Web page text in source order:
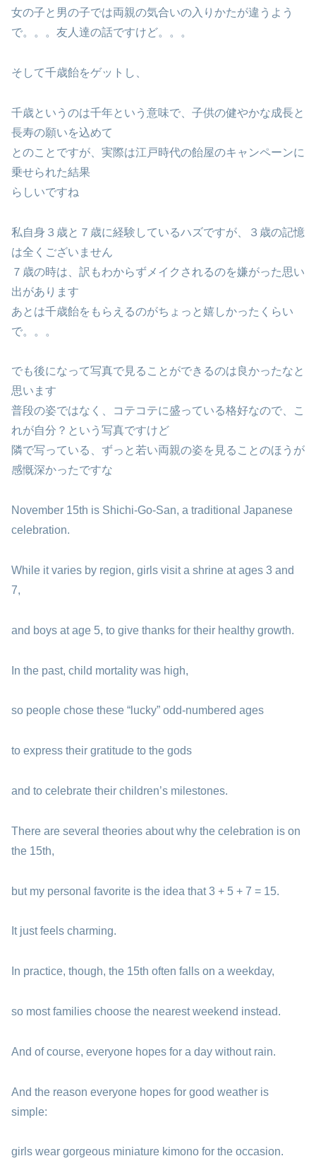
女の子と男の子では両親の気合いの入りかたが違うよう
で。。。友人達の話ですけど。。。
そして千歳飴をゲットし、
千歳というのは千年という意味で、子供の健やかな成長と
長寿の願いを込めて
とのことですが、実際は江戸時代の飴屋のキャンペーンに
乗せられた結果
らしいですね
私自身３歳と７歳に経験しているハズですが、３歳の記憶
は全くございません
７歳の時は、訳もわからずメイクされるのを嫌がった思い
出があります
あとは千歳飴をもらえるのがちょっと嬉しかったくらい
で。。。
でも後になって写真で見ることができるのは良かったなと
思います
普段の姿ではなく、コテコテに盛っている格好なので、こ
れが自分？という写真ですけど
隣で写っている、ずっと若い両親の姿を見ることのほうが
感慨深かったですな
November 15th is Shichi-Go-San, a traditional Japanese
celebration.
While it varies by region, girls visit a shrine at ages 3 and
7,
and boys at age 5, to give thanks for their healthy growth.
In the past, child mortality was high,
so people chose these “lucky” odd-numbered ages
to express their gratitude to the gods
and to celebrate their children’s milestones.
There are several theories about why the celebration is on
the 15th,
but my personal favorite is the idea that 3 + 5 + 7 = 15.
It just feels charming.
In practice, though, the 15th often falls on a weekday,
so most families choose the nearest weekend instead.
And of course, everyone hopes for a day without rain.
And the reason everyone hopes for good weather is
simple:
girls wear gorgeous miniature kimono for the occasion.